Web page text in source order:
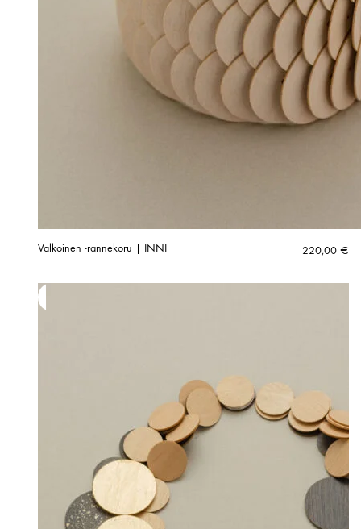
Valkoinen -rannekoru | INNI 220,00 €